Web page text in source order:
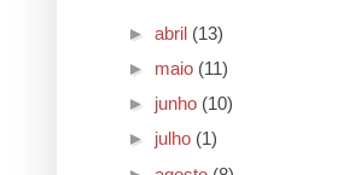
► abril (13)
► maio (11)
► junho (10)
► julho (1)